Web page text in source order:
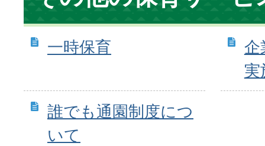
置
一時保育
企
実
誰でも通園制度につ
いて